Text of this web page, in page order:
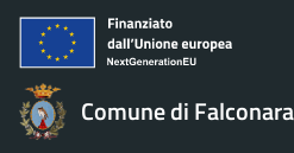
Comune di